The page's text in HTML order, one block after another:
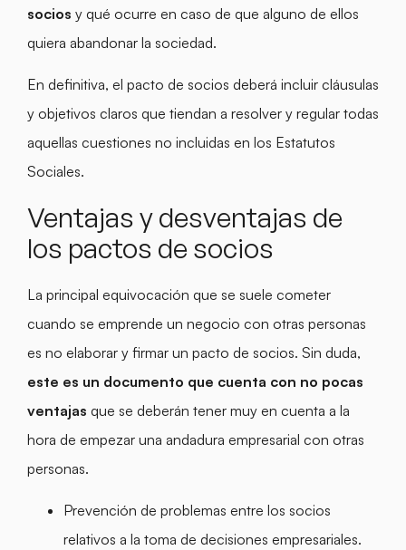
socios y qué ocurre en caso de que alguno de ellos
quiera abandonar la sociedad.
En definitiva, el pacto de socios deberá incluir cláusulas
y objetivos claros que tiendan a resolver y regular todas
aquellas cuestiones no incluidas en los Estatutos
Sociales.
Ventajas y desventajas de
los pactos de socios
La principal equivocación que se suele cometer
cuando se emprende un negocio con otras personas
es no elaborar y firmar un pacto de socios. Sin duda,
este es un documento que cuenta con no pocas
ventajas que se deberán tener muy en cuenta a la
hora de empezar una andadura empresarial con otras
personas.
Prevención de problemas entre los socios
relativos a la toma de decisiones empresariales.